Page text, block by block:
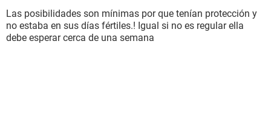
Las posibilidades son mínimas por que tenían protección y
no estaba en sus días fértiles.! Igual si no es regular ella
debe esperar cerca de una semana